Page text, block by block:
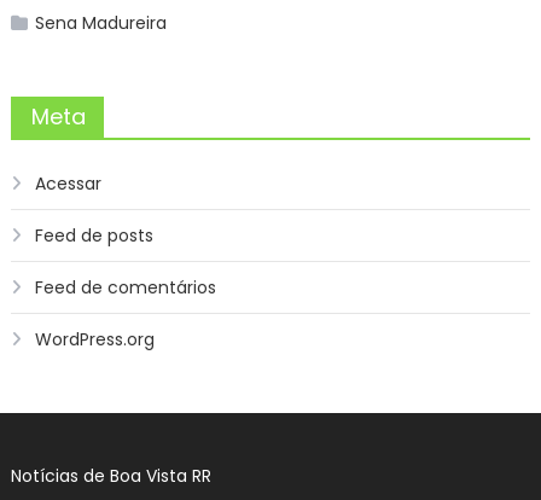
Sena Madureira
Meta
Acessar
Feed de posts
Feed de comentários
WordPress.org
Notícias de Boa Vista RR